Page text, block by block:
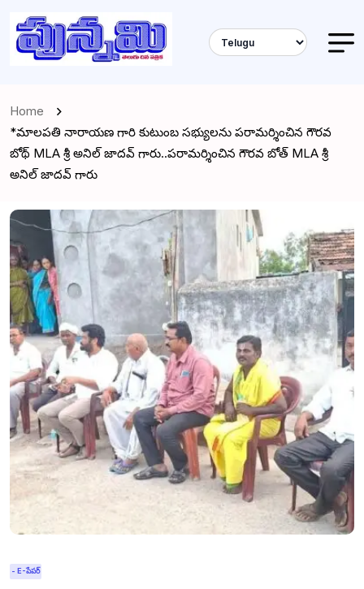
Home
*మాలపతి నారాయణ గారి కుటుంబ సభ్యులను పరామర్శించిన గౌరవ
బోథ్ MLA శ్రీ అనిల్ జాదవ్ గారు..పరామర్శించిన గౌరవ బోత్ MLA శ్రీ
అనిల్ జాదవ్ గారు
- E-పేపర్